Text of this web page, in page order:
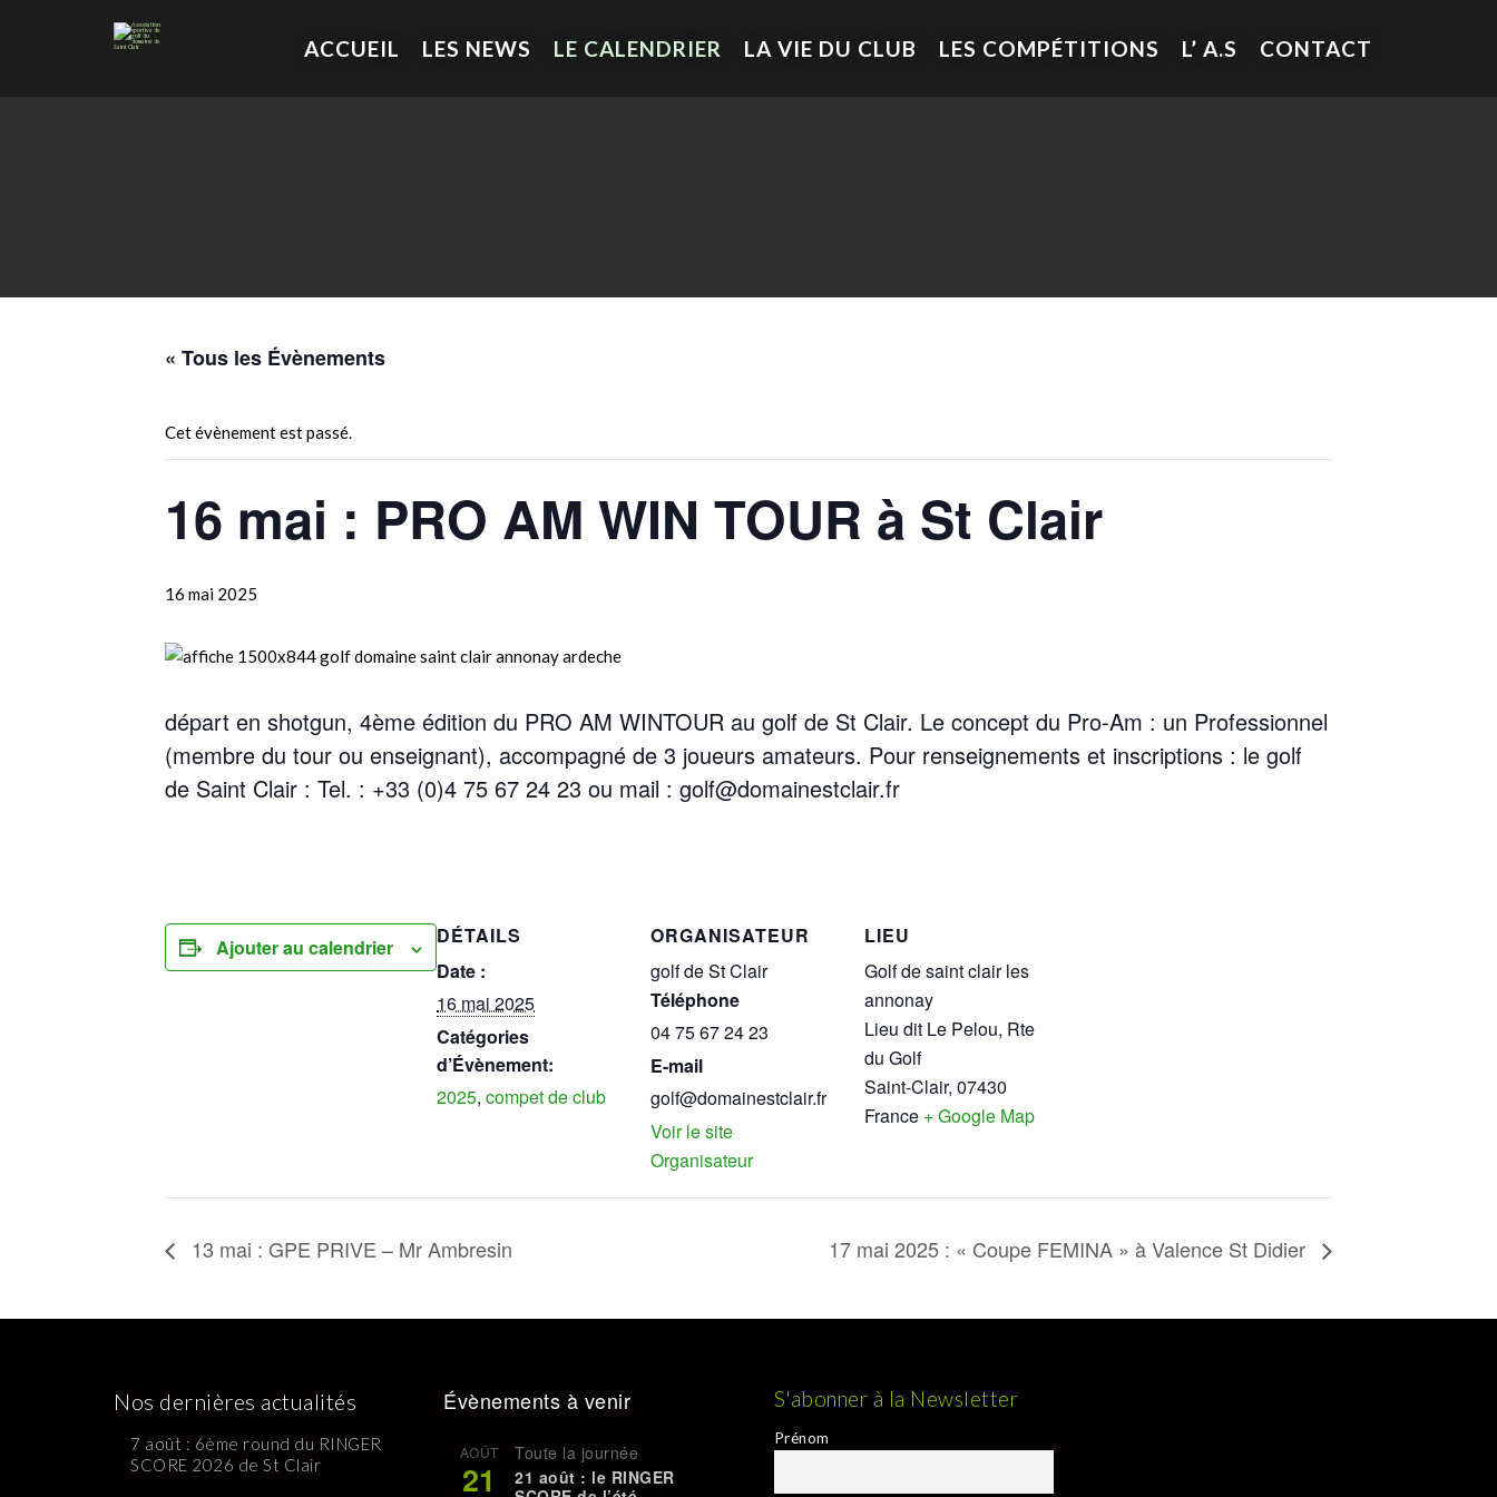
ACCUEIL LES NEWS LE CALENDRIER LA VIE DU CLUB LES COMPÉTITIONS L’ A.S CONTACT
« Tous les Évènements
Cet évènement est passé.
16 mai : PRO AM WIN TOUR à St Clair
16 mai 2025
départ en shotgun, 4ème édition du PRO AM WINTOUR au golf de St Clair. Le concept du Pro-Am : un Professionnel
(membre du tour ou enseignant), accompagné de 3 joueurs amateurs. Pour renseignements et inscriptions : le golf
de Saint Clair : Tel. : +33 (0)4 75 67 24 23 ou mail : golf@domainestclair.fr
Ajouter au calendrier
DÉTAILS
Date :
16 mai 2025
Catégories
d’Évènement:
2025, compet de club
ORGANISATEUR
golf de St Clair
Téléphone
04 75 67 24 23
E-mail
golf@domainestclair.fr
Voir le site
Organisateur
LIEU
Golf de saint clair les
annonay
Lieu dit Le Pelou, Rte
du Golf
Saint-Clair, 07430
France + Google Map
13 mai : GPE PRIVE – Mr Ambresin 17 mai 2025 : « Coupe FEMINA » à Valence St Didier
Nos dernières actualités
7 août : 6ème round du RINGER
SCORE 2026 de St Clair
Évènements à venir
AOÛT
21
Toute la journée
21 août : le RINGER
S'abonner à la Newsletter
Prénom